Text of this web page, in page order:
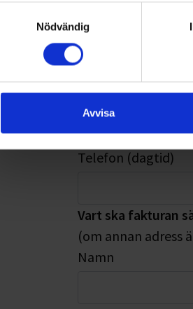
Nödvändig
Avvisa
Lägenhetsnummer
Postnummer och
Telefon (dagtid)
Vart ska fakturan
(om annan adress
Namn